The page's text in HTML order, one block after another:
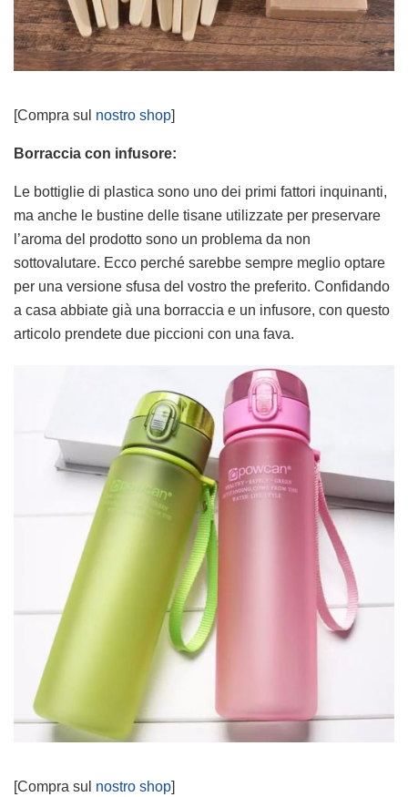
[Compra sul nostro shop]
Borraccia con infusore:
Le bottiglie di plastica sono uno dei primi fattori inquinanti,
ma anche le bustine delle tisane utilizzate per preservare
l’aroma del prodotto sono un problema da non
sottovalutare. Ecco perché sarebbe sempre meglio optare
per una versione sfusa del vostro the preferito. Confidando
a casa abbiate già una borraccia e un infusore, con questo
articolo prendete due piccioni con una fava.
[Compra sul nostro shop]